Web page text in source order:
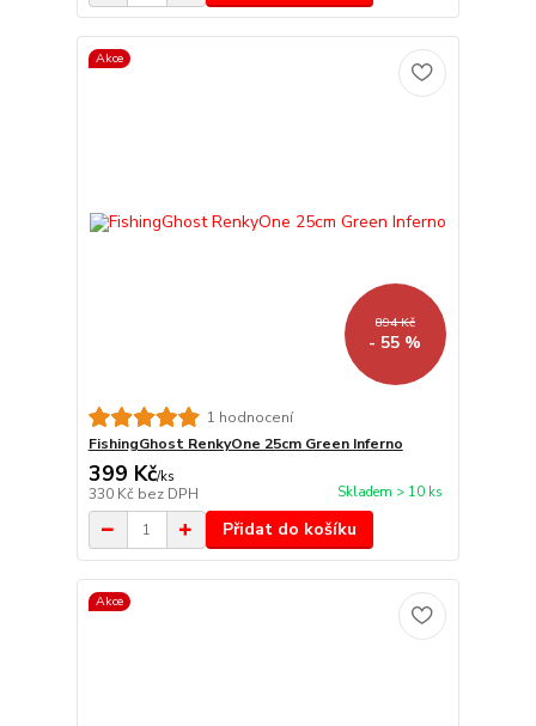
Akce
894 Kč
- 55 %
1 hodnocení
FishingGhost RenkyOne 25cm Green Inferno
399 Kč/ks
330 Kč bez DPH Skladem > 10 ks
Přidat do košíku
Akce